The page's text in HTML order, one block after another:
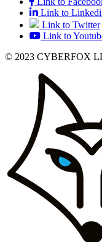
Link to
Link to Twitter
Link to
© 2023 CYBERFOX